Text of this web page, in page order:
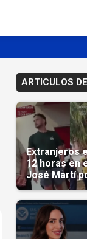
ARTICULOS
Extranjeros
12 horas en
José Martí
reservado
antes(Video)